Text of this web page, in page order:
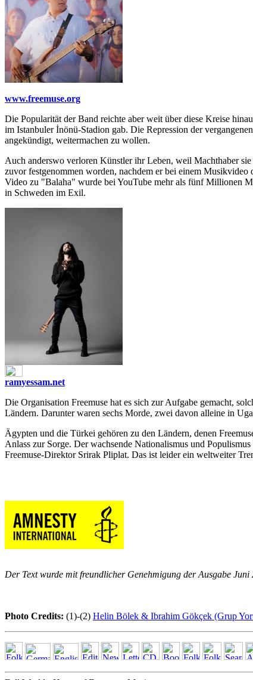
www.freemuse.org
Die Popularität der Band reichte aber weit über diese Kreise
im Istanbuler İnönü-Stadion gab. Die Repression der
angekündigt, weitermachen zu wollen.
Auch anderswo verloren Künstler ihr Leben, weil Machthaber
zuvor festgenommen worden, nachdem er bei einem
Video zu "Balaha" wurde bei YouTube mehr als fünf Millionen
in Schweden im Exil.
ramyessam.net
Die Organisation Freemuse hat es sich zur Aufgabe gemacht,
Ländern. Darunter waren sechs Morde, zwei davon alleine in
Ägypten und die Türkei gehören zu den Ländern, denen
Anlass zur Sorge. Der wachsende Nationalismus und
Freemuse-Direktor Srirak Pliplat. Das ist leider ein weltweiter
Der Text wurde mit freundlicher Genehmigung der Ausgabe
Photo Credits: (1)-(2) Helin Bölek & Ibrahim Gökçek (Grup